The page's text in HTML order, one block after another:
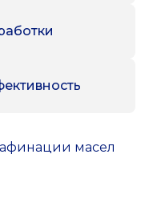
масел